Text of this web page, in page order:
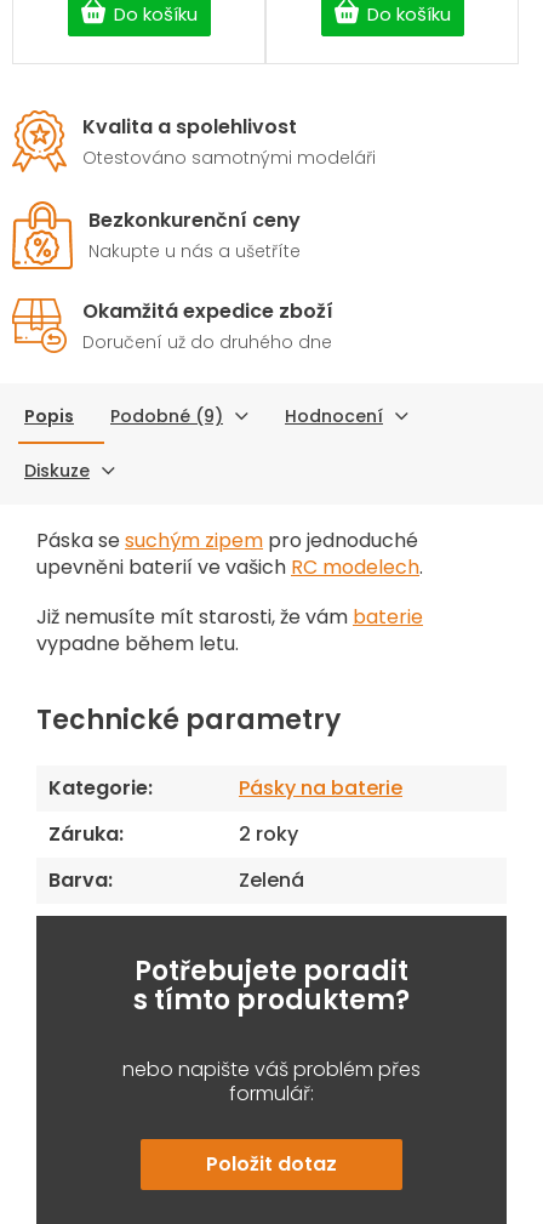
Do košíku Do košíku
Kvalita a spolehlivost
Otestováno samotnými modeláři
Bezkonkurenční ceny
Nakupte u nás a ušetříte
Okamžitá expedice zboží
Doručení už do druhého dne
Popis Podobné (9) Hodnocení
Diskuze
Páska sesuchým zipem pro jednoduché
upevněni baterií ve vašich RC modelech.
Již nemusíte mít starosti, že vám baterie
vypadne během letu.
Technické parametry
Kategorie:
Pásky na baterie
Záruka:
2 roky
Barva: Zelená
Potřebujete poradit
s tímto produktem?
nebo napište váš problém přes
formulář:
Položit dotaz